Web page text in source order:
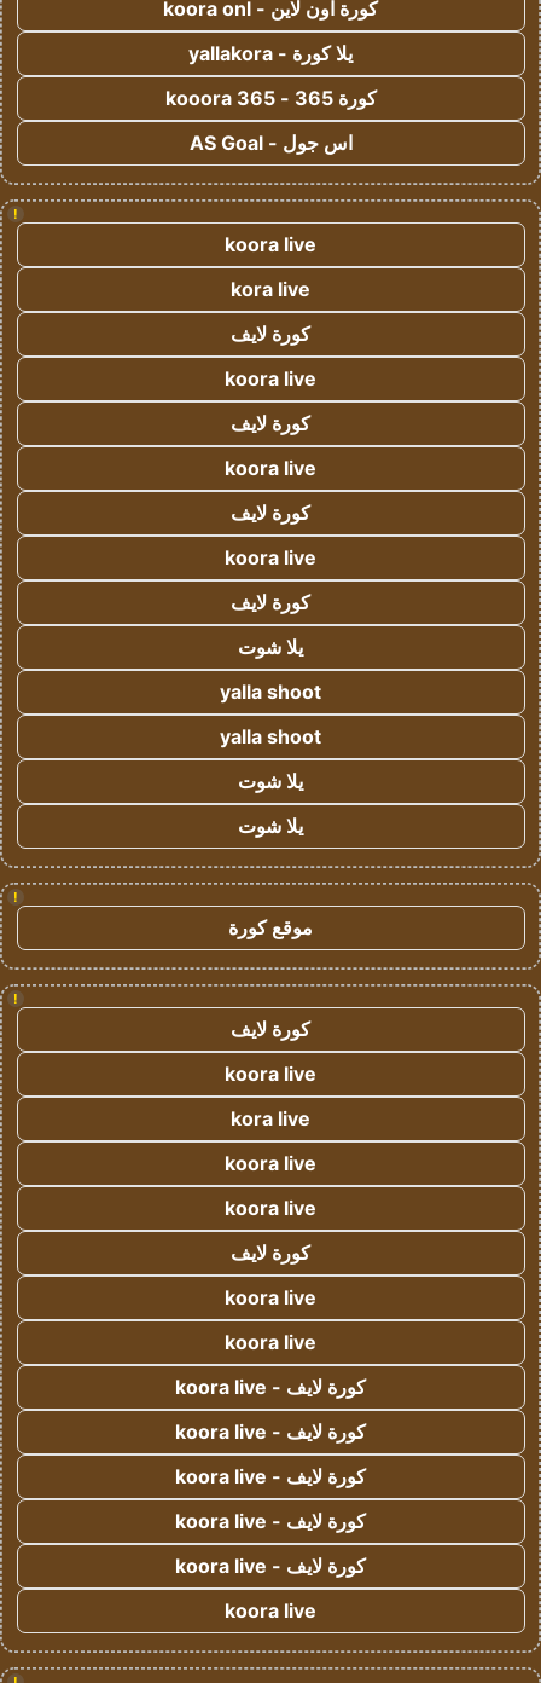
كورة اون لاين - koora onl
يلا كورة - yallakora
كورة 365 - kooora 365
اس جول - AS Goal
!
koora live
kora live
كورة لايف
koora live
كورة لايف
koora live
كورة لايف
koora live
كورة لايف
يلا شوت
yalla shoot
yalla shoot
يلا شوت
يلا شوت
!
موقع كورة
!
كورة لايف
koora live
kora live
koora live
koora live
كورة لايف
koora live
koora live
كورة لايف - koora live
كورة لايف - koora live
كورة لايف - koora live
كورة لايف - koora live
كورة لايف - koora live
koora live